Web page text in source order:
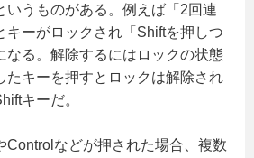
いうものがある。例えば「2回連
キーがロックされ「Shiftを押しつ
なる。解除するにはロックの状態
たキーを押すとロックは解除され
キーだ。
Controlなどが押された場合、複数